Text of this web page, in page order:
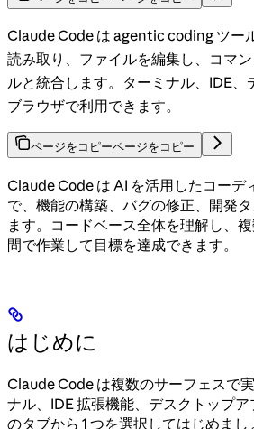
Claude Code は agentic coding ツー
読み取り、ファイルを編集し、コマ
ルと統合します。ターミナル、IDE、
ブラウザで利用できます。
ページをコピーページをコピー
Claude Code は AI を活用したコーデ
で、機能の構築、バグの修正、開発
ます。コードベース全体を理解し、
間で作業して目標を達成できます。
はじめに
Claude Code は複数のサーフェスで
ナル、IDE 拡張機能、デスクトップ
のタブから 1 つを選択してはじめま